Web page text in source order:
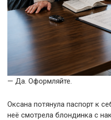
— Да. Оформляйте.
Оксана потянула паспорт к
неё смотрела блондинка с